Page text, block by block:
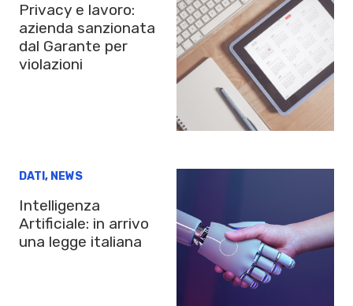
Privacy e lavoro:
azienda sanzionata
dal Garante per
violazioni
DATI , NEWS
Intelligenza
Artificiale: in arrivo
una legge italiana